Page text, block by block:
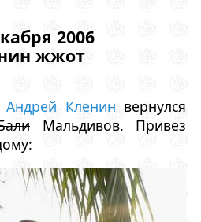
2006
жжот
Андрей Кленин вернулся
Мальдивов. Привез